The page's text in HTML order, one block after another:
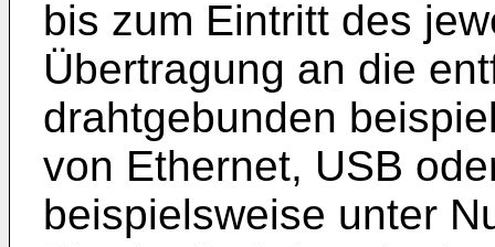
bis zum Eintritt des
Übertragung an die
drahtgebunden
von Ethernet, USB
beispielsweise unter